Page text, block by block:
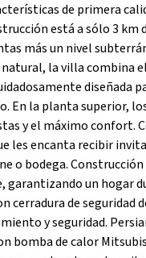
de primera
está a sólo 3 km
más un nivel
la villa combina
diseñada
En la planta superior,
y el máximo confort.
les encanta recibir
o bodega. Construcción
garantizando un hogar
cerradura de seguridad
y seguridad.
bomba de calor